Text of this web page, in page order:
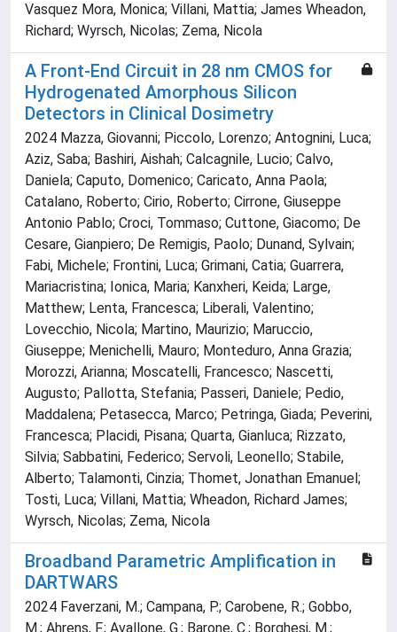
Vasquez Mora, Monica; Villani, Mattia; James Wheadon,
Richard; Wyrsch, Nicolas; Zema, Nicola
A Front-End Circuit in 28 nm CMOS for
Hydrogenated Amorphous Silicon
Detectors in Clinical Dosimetry
2024 Mazza, Giovanni; Piccolo, Lorenzo; Antognini, Luca;
Aziz, Saba; Bashiri, Aishah; Calcagnile, Lucio; Calvo,
Daniela; Caputo, Domenico; Caricato, Anna Paola;
Catalano, Roberto; Cirio, Roberto; Cirrone, Giuseppe
Antonio Pablo; Croci, Tommaso; Cuttone, Giacomo; De
Cesare, Gianpiero; De Remigis, Paolo; Dunand, Sylvain;
Fabi, Michele; Frontini, Luca; Grimani, Catia; Guarrera,
Mariacristina; Ionica, Maria; Kanxheri, Keida; Large,
Matthew; Lenta, Francesca; Liberali, Valentino;
Lovecchio, Nicola; Martino, Maurizio; Maruccio,
Giuseppe; Menichelli, Mauro; Monteduro, Anna Grazia;
Morozzi, Arianna; Moscatelli, Francesco; Nascetti,
Augusto; Pallotta, Stefania; Passeri, Daniele; Pedio,
Maddalena; Petasecca, Marco; Petringa, Giada; Peverini,
Francesca; Placidi, Pisana; Quarta, Gianluca; Rizzato,
Silvia; Sabbatini, Federico; Servoli, Leonello; Stabile,
Alberto; Talamonti, Cinzia; Thomet, Jonathan Emanuel;
Tosti, Luca; Villani, Mattia; Wheadon, Richard James;
Wyrsch, Nicolas; Zema, Nicola
Broadband Parametric Amplification in
DARTWARS
2024 Faverzani, M.; Campana, P.; Carobene, R.; Gobbo,
M.; Ahrens, F.; Avallone, G.; Barone, C.; Borghesi, M.;